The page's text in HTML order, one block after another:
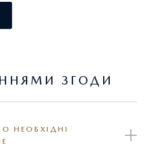
ЗГОДИ
НЕОБХІДНІ